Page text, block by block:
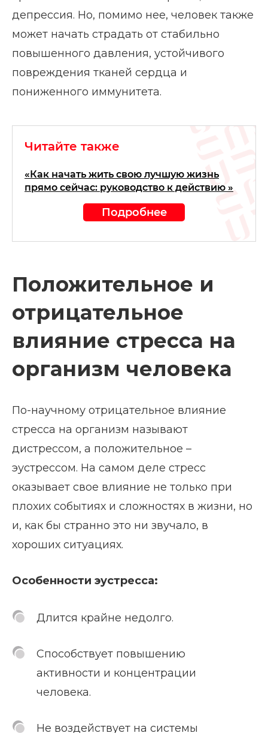
депрессия. Но, помимо нее, человек также
может начать страдать от стабильно
повышенного давления, устойчивого
повреждения тканей сердца и
пониженного иммунитета.
Читайте также
«Как начать жить свою лучшую жизнь
прямо сейчас: руководство к действию »
Подробнее
Положительное и
отрицательное
влияние стресса на
организм человека
По-научному отрицательное влияние
стресса на организм называют
дистрессом, а положительное –
эустрессом. На самом деле стресс
оказывает свое влияние не только при
плохих событиях и сложностях в жизни, но
и, как бы странно это ни звучало, в
хороших ситуациях.
Особенности эустресса:
Длится крайне недолго.
Способствует повышению
активности и концентрации
человека.
Не воздействует на системы